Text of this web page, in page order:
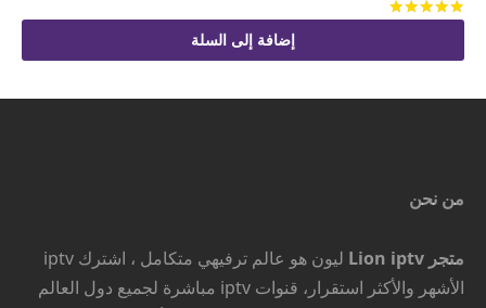
إضافة إلى السلة
من نحن
متجر Lion iptv
ليون هو عالم ترفيهي متكامل ، اشترك iptv
الأشهر والأكثر استقرار، قنوات iptv مباشرة لجميع دول العالم